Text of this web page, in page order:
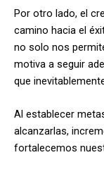
Por otro lado, el
camino hacia el
no solo nos
motiva a seguir
que
Al establecer
alcanzarlas,
fortalecemos